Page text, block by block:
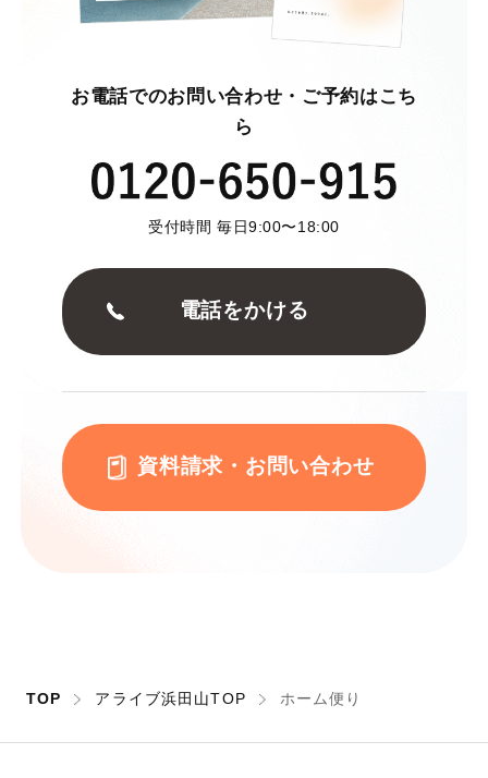
お電話でのお問い合わせ・ご予約はこち
ら
受付時間 毎日9:00〜18:00
電話をかける
資料請求・お問い合わせ
TOP アライブ浜田山TOP ホーム便り